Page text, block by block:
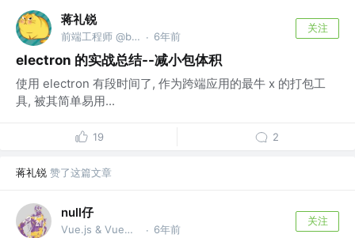
蒋礼锐
前端工程师 @bytedance · 6年前
关注
electron 的实战总结--减小包体积
使用 electron 有段时间了, 作为跨端应用的最牛 x 的打包工
具, 被其简单易用...
19 2
蒋礼锐 赞了这篇文章
null仔
Vue.js & VueUse团队成员、开源爱好者 · 6年前
关注